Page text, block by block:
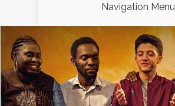
Navigation Menu